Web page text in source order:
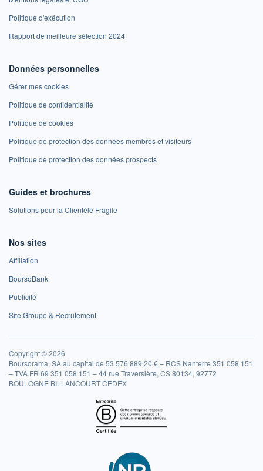
Politique d'exécution
Rapport de meilleure sélection 2024
Données personnelles
Gérer mes cookies
Politique de confidentialité
Politique de cookies
Politique de protection des données membres et visiteurs
Politique de protection des données prospects
Guides et brochures
Solutions pour la Clientèle Fragile
Nos sites
Affiliation
BoursoBank
Publicité
Site Groupe & Recrutement
Copyright © 2026
Boursorama, SA au capital de 53 576 889,20 € – RCS Nanterre 351 058 151
– TVA FR 69 351 058 151 – 44 rue Traversière, CS 80134, 92772
BOULOGNE BILLANCOURT CEDEX